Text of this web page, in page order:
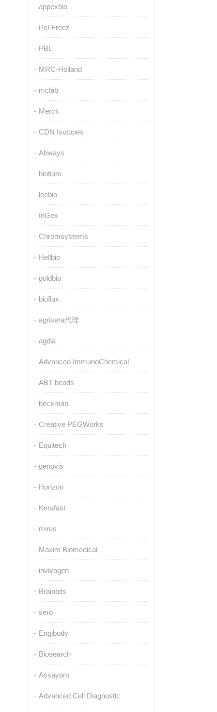
appexbio
Pel-Freez
PBL
MRC-Holland
mclab
Merck
CDN Isotopes
Abways
biotium
leebio
InGex
Chromsystems
Hellbio
goldbio
bioflux
agrisera代理
agdia
Advanced ImmunoChemical
ABT beads
beckman
Creative PEGWorks
Equitech
genovis
Horizon
Kerafast
mirus
Maxim Biomedical
invivogen
Brainbits
sero
Engibody
Biosearch
Assaypro
Advanced Cell Diagnostic